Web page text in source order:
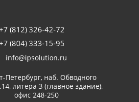
(812) 326-42-72
(804) 333-15-95
info@ipsolution.ru
Петербург, наб. Обводного
литера З (главное здание),
офис 248-250